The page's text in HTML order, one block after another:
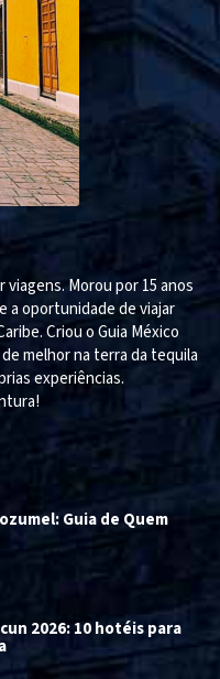
Morou por 15 anos
a oportunidade de viajar
Criou o Guia México
melhor na terra da tequila
experiências.
Guia de Quem
2026: 10 hotéis para